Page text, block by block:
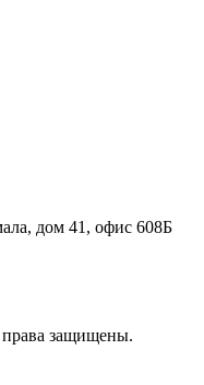
дом 41, офис 608Б
защищены.